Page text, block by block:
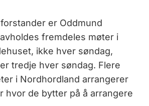
er Oddmund
fremdeles møter i
ikke hver søndag,
tredje hver søndag. Flere
i Nordhordland arrangerer
hvor de bytter på å arrangere